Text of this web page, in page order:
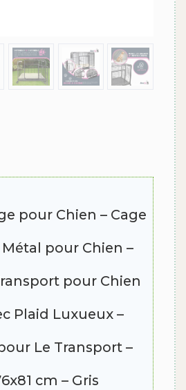
pour Chien – Cage
pour Chien –
pour Chien
Plaid Luxueux –
Le Transport –
cm – Gris